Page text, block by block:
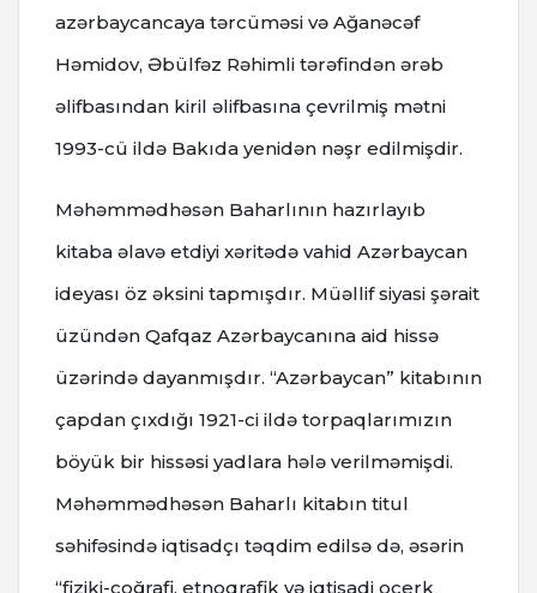
azərbaycancaya tərcüməsi və Ağanəcəf
Həmidov, Əbülfəz Rəhimli tərəfindən ərəb
əlifbasından kiril əlifbasına çevrilmiş mətni
1993-cü ildə Bakıda yenidən nəşr edilmişdir.
Məhəmmədhəsən Baharlının hazırlayıb
kitaba əlavə etdiyi xəritədə vahid Azərbaycan
ideyası öz əksini tapmışdır. Müəllif siyasi şərait
üzündən Qafqaz Azərbaycanına aid hissə
üzərində dayanmışdır. “Azərbaycan” kitabının
çapdan çıxdığı 1921-ci ildə torpaqlarımızın
böyük bir hissəsi yadlara hələ verilməmişdi.
Məhəmmədhəsən Baharlı kitabın titul
səhifəsində iqtisadçı təqdim edilsə də, əsərin
“fiziki-coğrafi, etnoqrafik və iqtisadi oçerk